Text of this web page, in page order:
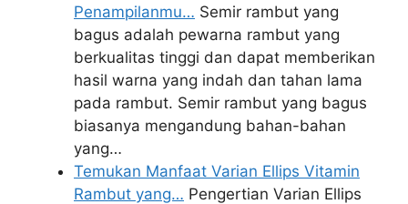
Penampilanmu… Semir rambut yang
bagus adalah pewarna rambut yang
berkualitas tinggi dan dapat memberikan
hasil warna yang indah dan tahan lama
pada rambut. Semir rambut yang bagus
biasanya mengandung bahan-bahan
yang…
Temukan Manfaat Varian Ellips Vitamin
Rambut yang… Pengertian Varian Ellips